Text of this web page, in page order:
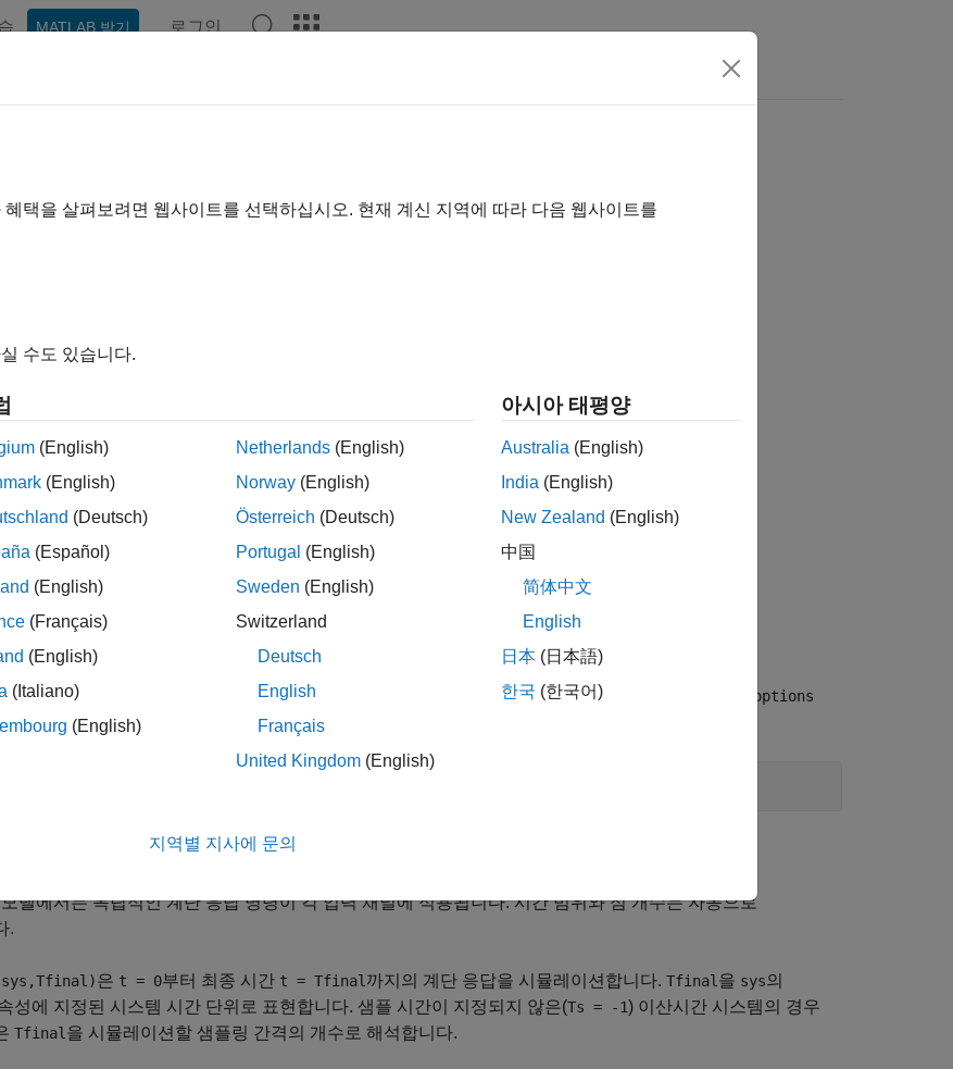
MATLAB 받기 로그인
지는 최신 내용을 담고 있지 않습니다. 최신 내용을 영문으로 보려면 여기를 클릭하십시오.
dataoptions)
는 의 계단 응답을 플로팅합니다. 또한 플롯 핸들h getoptions
명령에서 이 핸들을 사용하여 플롯을 사용자 지정할 수 있습니다. 다음을 입력합니다.
플롯 옵션을 볼 수 있습니다.
델에서는 독립적인 계단 응답 명령이 각 입력 채널에 적용됩니다. 시간 범위와 점 개수는 자동으로
.
은 t = 0부터 최종 시간 t = Tfinal 까지의 계단 응답을 시뮬레이션합니다. Tfinal 을 sys의
성에 지정된 시스템 시간 단위로 표현합니다. 샘플 시간이 지정되지 않은(Ts = -1) 이산시간 시스템의 경우
Tfinal 을 시뮬레이션할 샘플링 간격의 개수로 해석합니다.
택을 살펴보려면 웹사이트를 선택하십시오. 현재 계신 지역에 따라 다음 웹사이트를
수도 있습니다.
(English)
(English)
(Deutsch)
(Español)
(English)
(Français)
(English)
(Italiano)
(English)
Netherlands (English)
Norway (English)
Österreich (Deutsch)
Portugal (English)
Sweden (English)
Switzerland
Deutsch
English
Français
United Kingdom (English)
아시아 태평양
Australia (English)
India (English)
New Zealand (English)
中国
简体中文
English
日本 (日本語)
한국 (한국어)
지역별 지사에 문의